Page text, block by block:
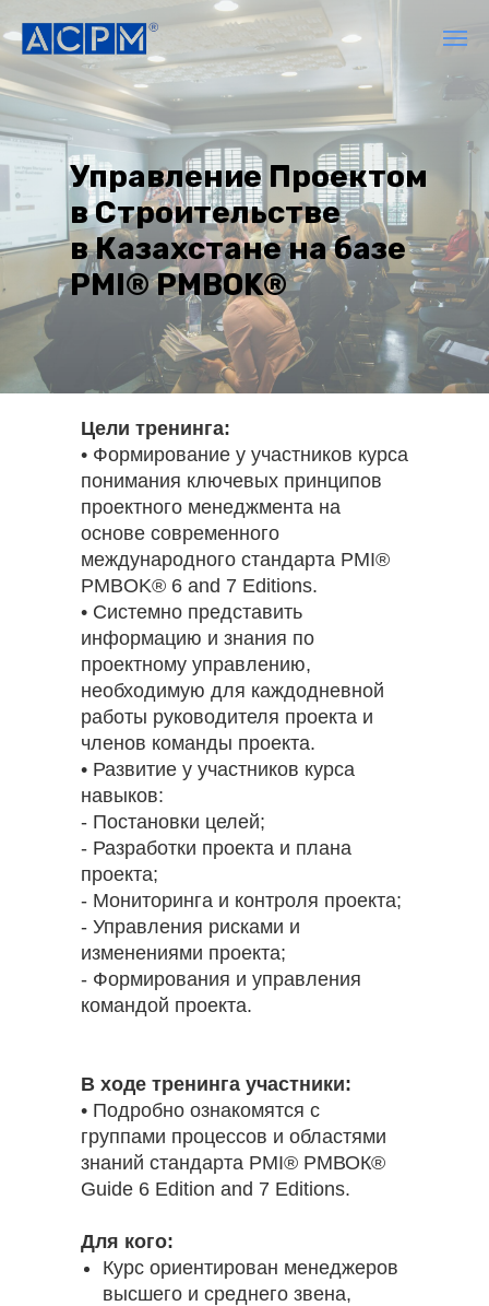
Управление Проектом
в Строительстве
в Казахстане на базе
PMI® PMBOK®
Цели тренинга:
• Формирование у участников курса
понимания ключевых принципов
проектного менеджмента на
основе современного
международного стандарта PMI®
PMBOK® 6 and 7 Editions.
• Системно представить
информацию и знания по
проектному управлению,
необходимую для каждодневной
работы руководителя проекта и
членов команды проекта.
• Развитие у участников курса
навыков:
- Постановки целей;
- Разработки проекта и плана
проекта;
- Мониторинга и контроля проекта;
- Управления рисками и
изменениями проекта;
- Формирования и управления
командой проекта.
В ходе тренинга участники:
• Подробно ознакомятся с
группами процессов и областями
знаний стандарта PMI® РМВОК®
Guide 6 Edition and 7 Editions.
Для кого:
Курс ориентирован менеджеров
высшего и среднего звена,